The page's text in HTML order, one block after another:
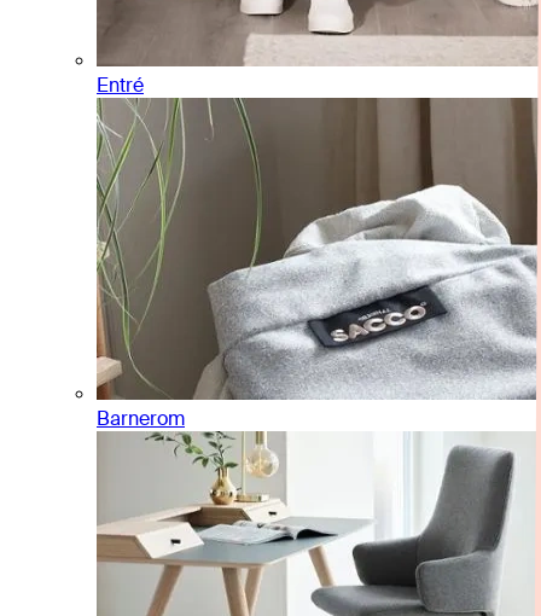
Entré
Barnerom